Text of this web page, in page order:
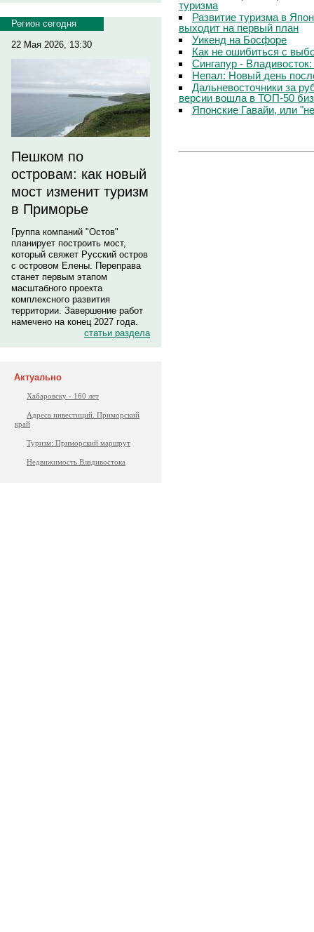
Регион сегодня
22 Мая 2026, 13:30
Пешком по
островам: как новый
мост изменит туризм
в Приморье
Группа компаний "Остов"
планирует построить мост,
который свяжет Русский остров
с островом Елены. Переправа
станет первым этапом
масштабного проекта
комплексного развития
территории. Завершение работ
намечено на конец 2027 года.
статьи раздела
Актуально
Хабаровску - 160 лет
Адреса инвестиций. Приморский
край
Туризм: Приморский маршрут
Недвижимость Владивостока
туризма
Развитие туризма в
выходит на первый план
Уикенд на Босфоре
Как не ошибиться с
Сингапур -
Непал: Новый день
Дальневосточники за
версии вошла в ТОП-50
Японские Гавайи, или